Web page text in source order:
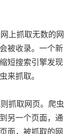
上抓取无数的网
被收录。一个新
短搜索引擎发现
来抓取。
抓取网页。爬虫
另一个页面，通
面，被抓取的网